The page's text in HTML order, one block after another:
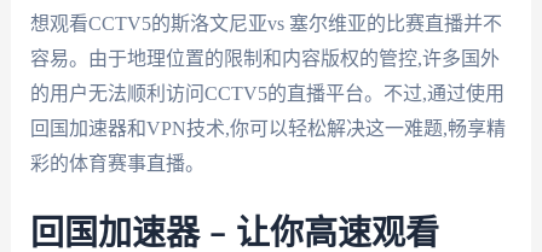
想观看CCTV5的斯洛文尼亚vs 塞尔维亚的比赛直播并不
容易。由于地理位置的限制和内容版权的管控,许多国外
的用户无法顺利访问CCTV5的直播平台。不过,通过使用
回国加速器和VPN技术,你可以轻松解决这一难题,畅享精
彩的体育赛事直播。
回国加速器 – 让你高速观看